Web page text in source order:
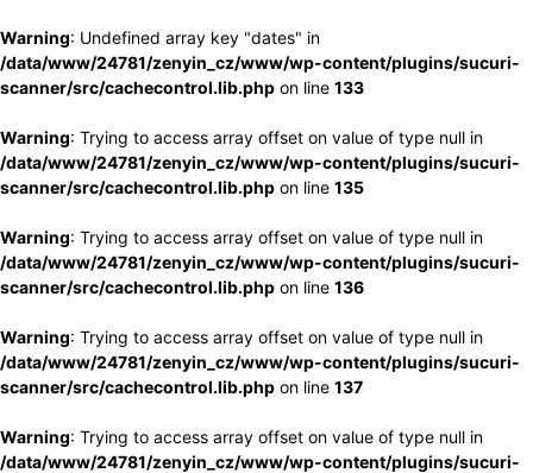
Warning: Undefined array key "dates" in
/data/www/24781/zenyin_cz/www/wp-content/plugins/sucuri-
scanner/src/cachecontrol.lib.php on line 133
Warning: Trying to access array offset on value of type null in
/data/www/24781/zenyin_cz/www/wp-content/plugins/sucuri-
scanner/src/cachecontrol.lib.php on line 135
Warning: Trying to access array offset on value of type null in
/data/www/24781/zenyin_cz/www/wp-content/plugins/sucuri-
scanner/src/cachecontrol.lib.php on line 136
Warning: Trying to access array offset on value of type null in
/data/www/24781/zenyin_cz/www/wp-content/plugins/sucuri-
scanner/src/cachecontrol.lib.php on line 137
Warning: Trying to access array offset on value of type null in
/data/www/24781/zenyin_cz/www/wp-content/plugins/sucuri-